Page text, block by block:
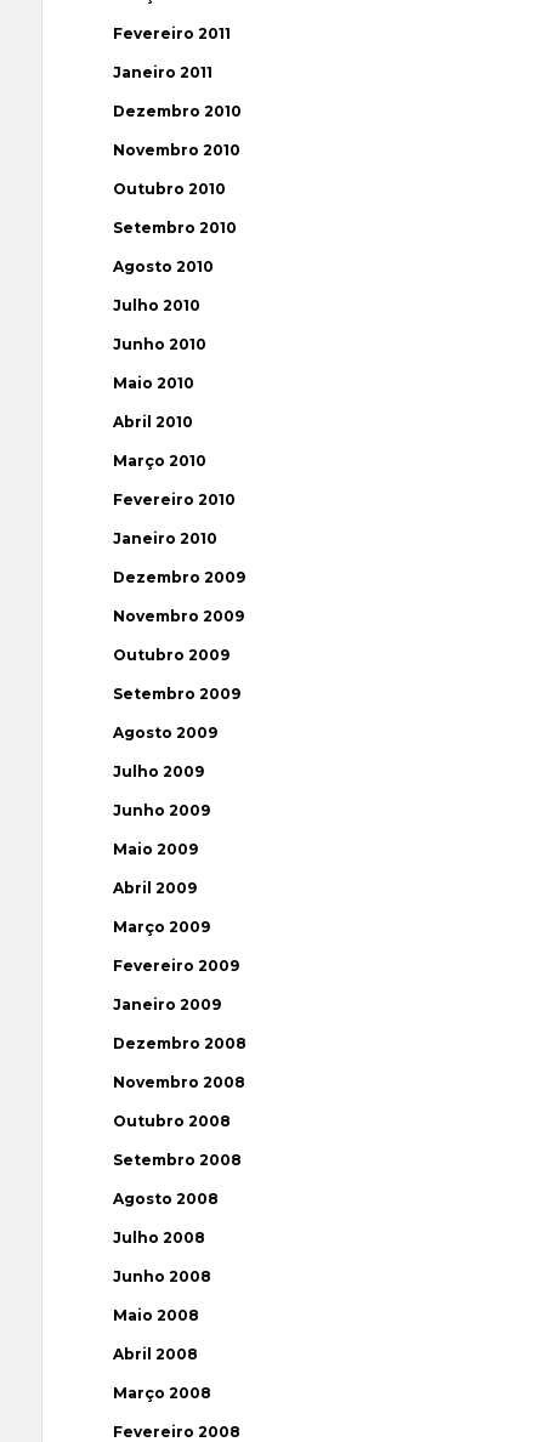
Fevereiro 2011
Janeiro 2011
Dezembro 2010
Novembro 2010
Outubro 2010
Setembro 2010
Agosto 2010
Julho 2010
Junho 2010
Maio 2010
Abril 2010
Março 2010
Fevereiro 2010
Janeiro 2010
Dezembro 2009
Novembro 2009
Outubro 2009
Setembro 2009
Agosto 2009
Julho 2009
Junho 2009
Maio 2009
Abril 2009
Março 2009
Fevereiro 2009
Janeiro 2009
Dezembro 2008
Novembro 2008
Outubro 2008
Setembro 2008
Agosto 2008
Julho 2008
Junho 2008
Maio 2008
Abril 2008
Março 2008
Fevereiro 2008